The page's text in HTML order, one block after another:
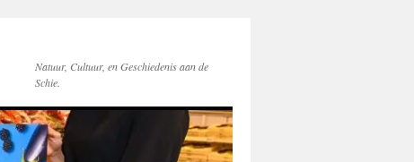
Natuur, Cultuur, en Geschiedenis aan de
Schie.